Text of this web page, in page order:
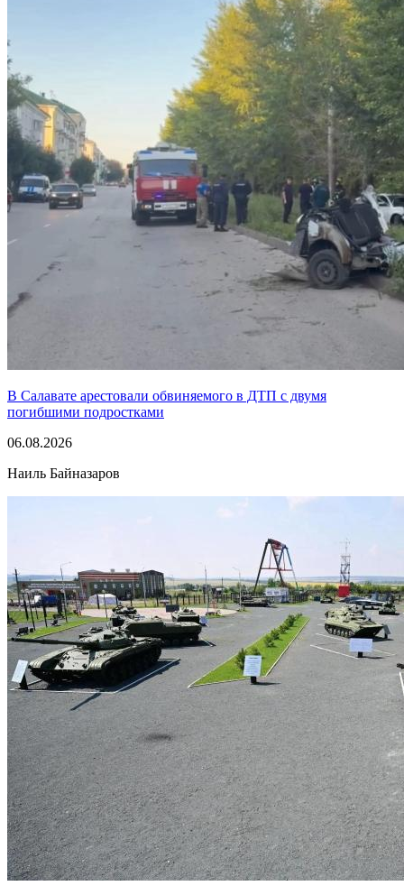
В Салавате арестовали обвиняемого в ДТП с двумя
погибшими подростками
06.08.2026
Наиль Байназаров